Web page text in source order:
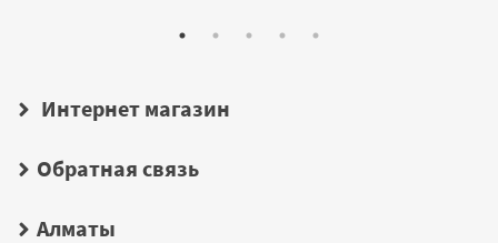
Интернет магазин
Обратная связь
Алматы